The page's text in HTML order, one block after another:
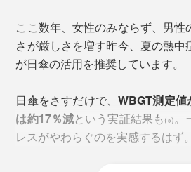
ここ数年、女性のみならず、男
さが厳しさを増す昨今、夏の熱
が日傘の活用を推奨しています。
日傘をさすだけで、WBGT測定
は約17％減という実証結果も(※)。
レスがやわらぐのを実感するはず。